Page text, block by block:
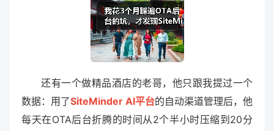
还有一个做精品酒店的老哥，他只跟我提过一个
数据：用了SiteMinder AI平台的自动渠道管理后，他
每天在OTA后台折腾的时间从2个半小时压缩到20分